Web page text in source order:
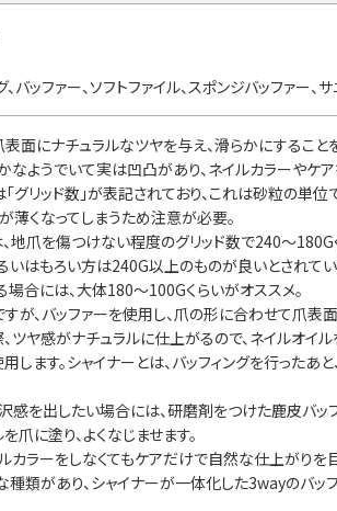
、バッファー、ソフトファイル、スポンジバッファー、
面にナチュラルなツヤを与え、滑らかにすること
なようでいて実は凹凸があり、ネイルカラーやケ
グリッド数」が表記されており、これは砂粒の単
薄くなってしまうため注意が必要。
地爪を傷つけない程度のグリッド数で240～180G
いはもろい方は240G以上のものが良いとされてい
場合には、大体180～100Gくらいがオススメ。
すが、バッファーを使用し、爪の形に合わせて爪
ツヤ感がナチュラルに仕上がるので、ネイルオイル
します。シャイナーとは、バッフィングを行った
感を出したい場合には、研磨剤をつけた鹿皮バッ
爪に塗り、よくなじませます。
ルカラーをしなくてもケアだけで自然な仕上がりを
種類があり、シャイナーが一体化した3wayのバッ